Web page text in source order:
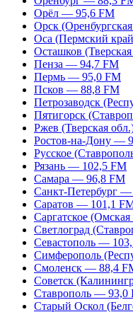
Орёл — 95,6 FM
Орск
Оса (Пермский
Осташков
Пенза — 94,7 FM
Пермь — 95,0 FM
Псков — 88,8 FM
Петрозаводск
Пятигорск
Ржев (Тверская
Ростов-на-Дону —
Русское
Рязань — 102,5 FM
Самара — 96,8 FM
Санкт-Петербург
Саратов — 101,1
Саргатское
Светлоград
Севастополь —
Симферополь
Смоленск — 88,4
Советск
Ставрополь — 93,0
Старый Оскол